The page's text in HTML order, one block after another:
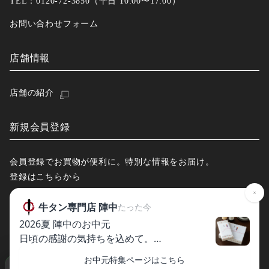
お問い合わせフォーム
店舗情報
店舗の紹介
新規会員登録
会員登録でお買物が便利に。特別な情報をお届け。
登録はこちらから